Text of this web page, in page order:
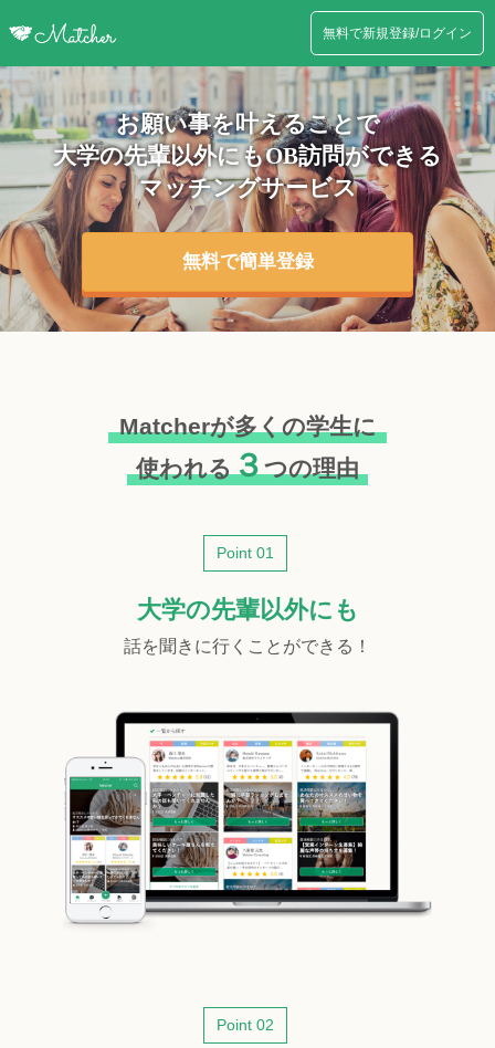
無料で新規登録/ログイン
お願い事を叶えることで
大学の先輩以外にもOB訪問ができる
マッチングサービス
無料で簡単登録
Matcherが多くの学生に
使われる３つの理由
Point 01
大学の先輩以外にも
話を聞きに行くことができる！
Point 02